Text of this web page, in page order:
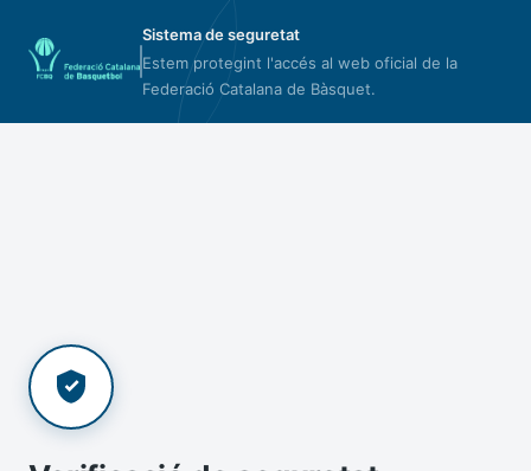
Sistema de seguretat
Estem protegint l'accés al web oficial de la
Federació Catalana de Bàsquet.